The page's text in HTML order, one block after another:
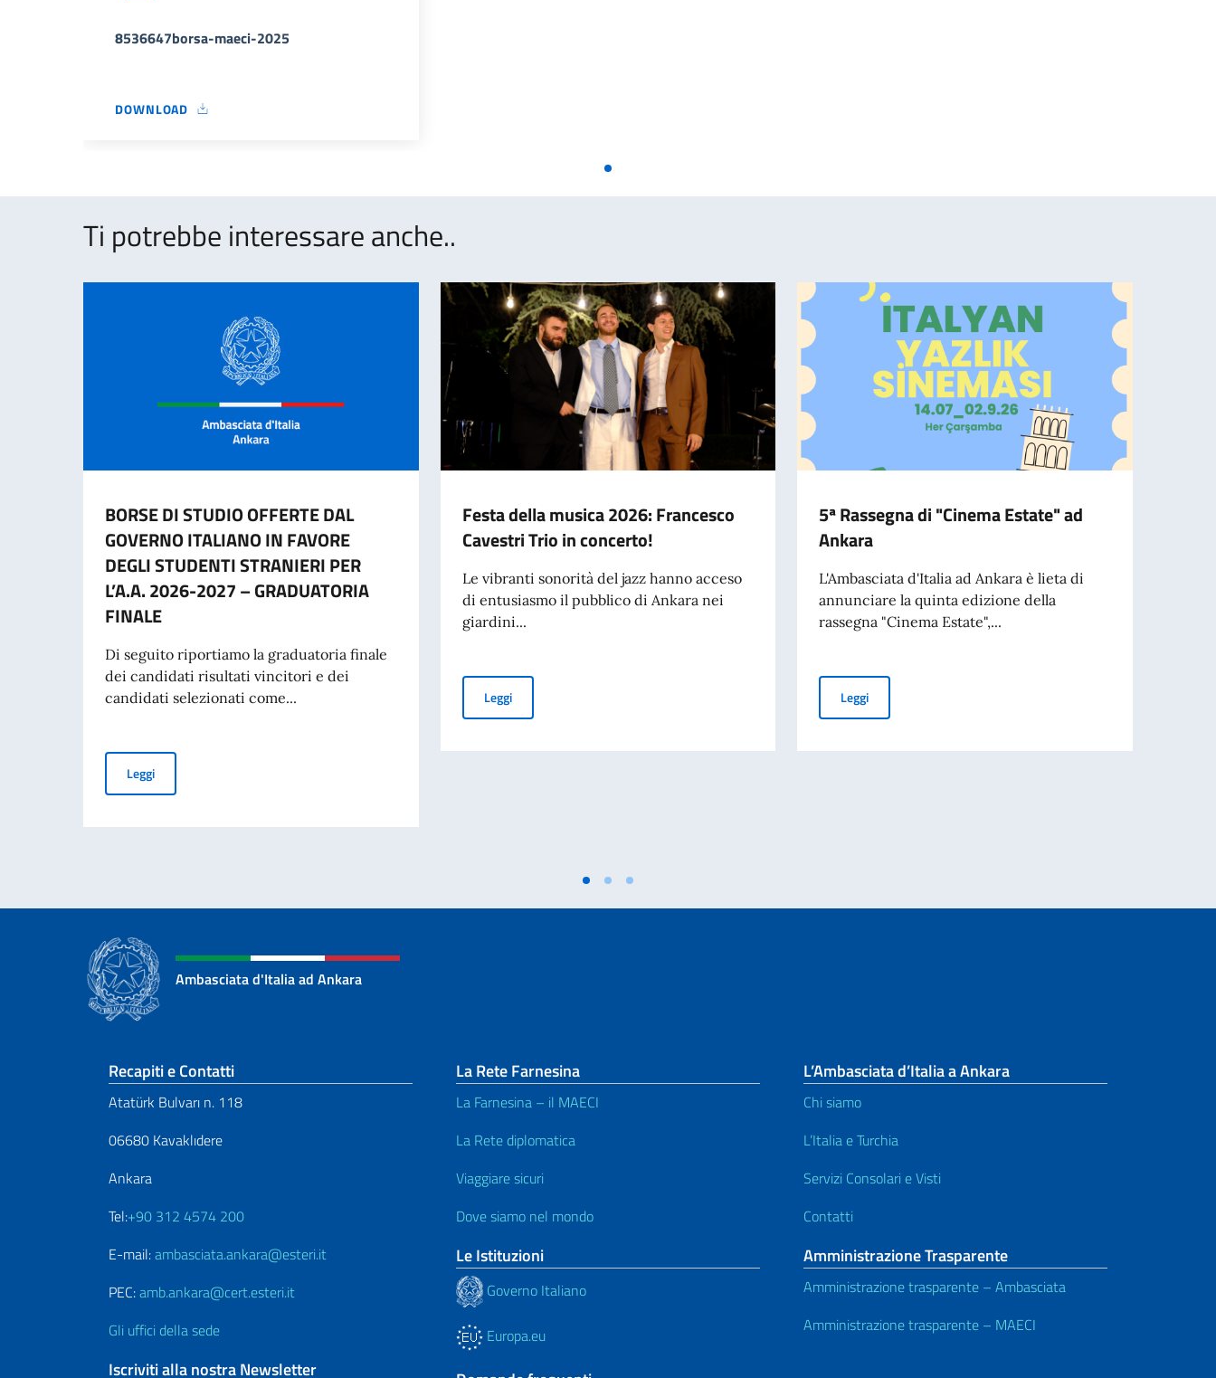
8536647borsa-maeci-2025
DOWNLOAD
8536647BORSA-MAECI-2025
Ti potrebbe interessare anche..
BORSE DI STUDIO OFFERTE DAL
GOVERNO ITALIANO IN FAVORE
DEGLI STUDENTI STRANIERI PER
L’A.A. 2026-2027 – GRADUATORIA
FINALE
Di seguito riportiamo la graduatoria finale
dei candidati risultati vincitori e dei
candidati selezionati come...
LeggiBORSE DI STUDIO OFFERTE DAL GOVERNO ITALIANO IN FAVORE DEGLI STUDENTI STRANIERI PER L’A.A. 2026-2027 – GRADUATORIA FINALE
Festa della musica 2026: Francesco
Cavestri Trio in concerto!
Le vibranti sonorità del jazz hanno acceso
di entusiasmo il pubblico di Ankara nei
giardini...
LeggiFesta della musica 2026: Francesco Cavestri Trio in concerto!
5ª Rassegna di "Cinema Estate" ad
Ankara
L'Ambasciata d'Italia ad Ankara è lieta di
annunciare la quinta edizione della
rassegna "Cinema Estate",...
Leggi5ª Rassegna di "Cinema Estate" ad Ankara
Ambasciata d'Italia ad Ankara
Sezione footer
Recapiti e Contatti
Atatürk Bulvarı n. 118
06680 Kavaklıdere
Ankara
Tel:+90 312 4574 200
E-mail:ambasciata.ankara@esteri.it
PEC:amb.ankara@cert.esteri.it
Gli uffici della sede
Iscriviti alla nostra Newsletter
La Rete Farnesina
La Farnesina – il MAECI
La Rete diplomatica
Viaggiare sicuri
Dove siamo nel mondo
Le Istituzioni
Governo Italiano
Europa.eu
L’Ambasciata d’Italia a Ankara
Chi siamo
L’Italia e Turchia
Servizi Consolari e Visti
Contatti
Amministrazione Trasparente
Amministrazione trasparente – Ambasciata
Amministrazione trasparente – MAECI